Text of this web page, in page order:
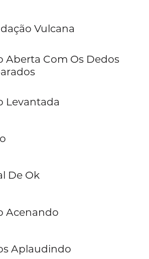
Vulcana
Aberta Com Os Dedos
Levantada
De Ok
Acenando
Aplaudindo